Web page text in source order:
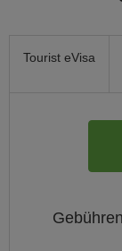
Tourist eVisa